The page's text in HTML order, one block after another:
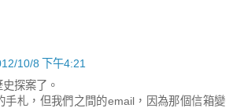
10/8 下午4:21
探案了。
手札，但我們之間的email，因為那個信箱變